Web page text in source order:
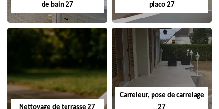
de bain 27
placo 27
Nettoyage de terrasse 27
Carreleur, pose de carrelage
27